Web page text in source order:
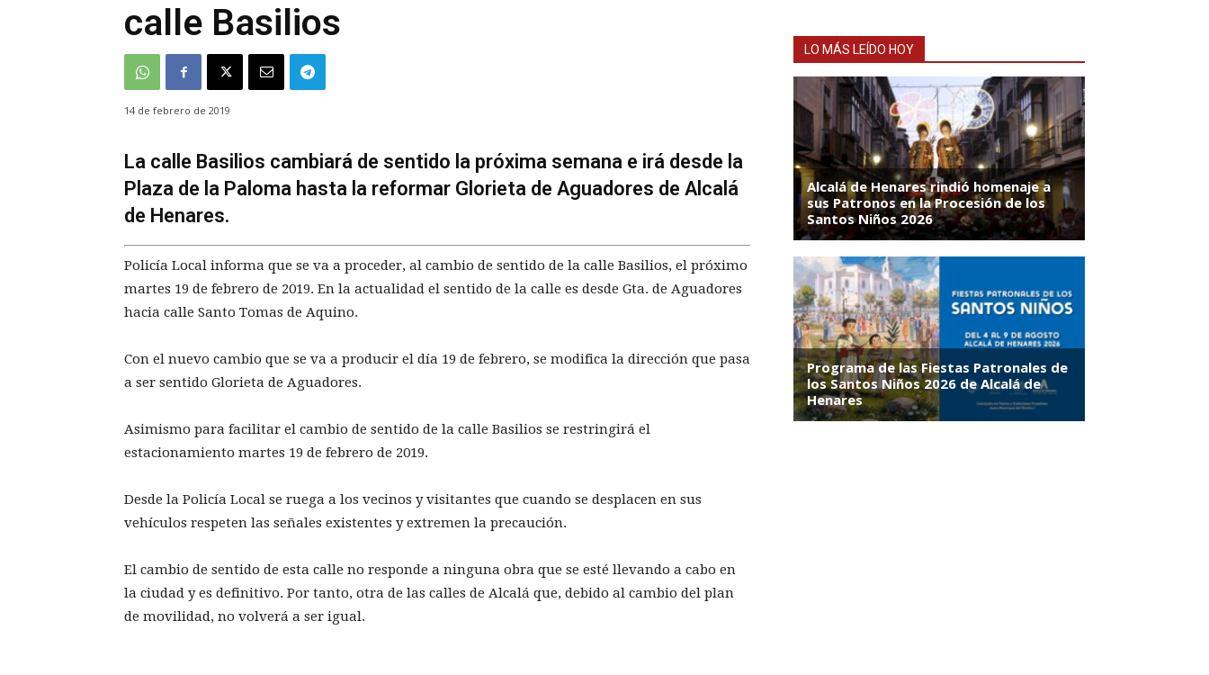
calle Basilios
14 de febrero de 2019
La calle Basilios cambiará de sentido la próxima semana e irá desde la
Plaza de la Paloma hasta la reformar Glorieta de Aguadores de Alcalá
de Henares.
Policía Local informa que se va a proceder, al cambio de sentido de la calle Basilios, el próximo
martes 19 de febrero de 2019. En la actualidad el sentido de la calle es desde Gta. de Aguadores
hacia calle Santo Tomas de Aquino.
Con el nuevo cambio que se va a producir el día 19 de febrero, se modifica la dirección que pasa
a ser sentido Glorieta de Aguadores.
Asimismo para facilitar el cambio de sentido de la calle Basilios se restringirá el
estacionamiento martes 19 de febrero de 2019.
Desde la Policía Local se ruega a los vecinos y visitantes que cuando se desplacen en sus
vehículos respeten las señales existentes y extremen la precaución.
El cambio de sentido de esta calle no responde a ninguna obra que se esté llevando a cabo en
la ciudad y es definitivo. Por tanto, otra de las calles de Alcalá que, debido al cambio del plan
de movilidad, no volverá a ser igual.
LO MÁS LEÍDO HOY